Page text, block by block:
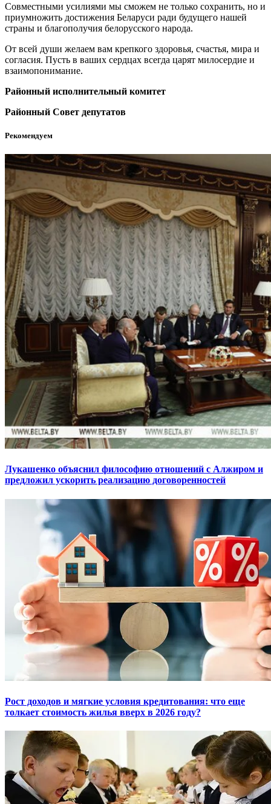
Совместными усилиями мы сможем не только сохранить, но и
приумножить достижения Беларуси ради будущего нашей
страны и благополучия белорусского народа.
От всей души желаем вам крепкого здоровья, счастья, мира и
согласия. Пусть в ваших сердцах всегда царят милосердие и
взаимопонимание.
Районный исполнительный комитет
Районный Совет депутатов
Рекомендуем
Лукашенко объяснил философию отношений с Алжиром и
предложил ускорить реализацию договоренностей
Рост доходов и мягкие условия кредитования: что еще
толкает стоимость жилья вверх в 2026 году?